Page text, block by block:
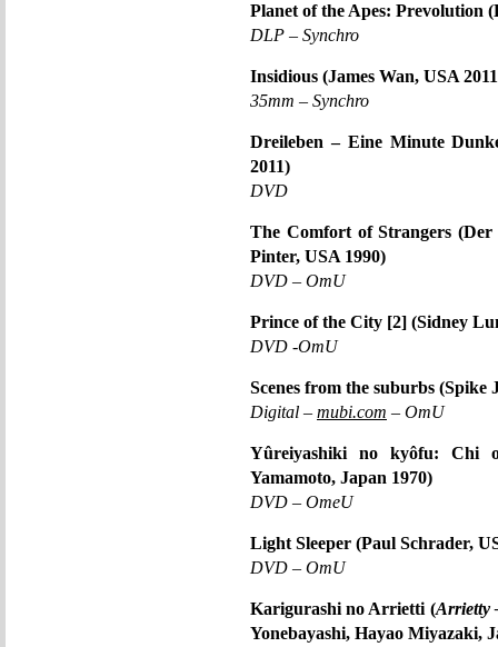
Planet of the Apes: Prevolution
DLP – Synchro
Insidious (James Wan, USA
35mm – Synchro
Dreileben – Eine Minute
2011)
DVD
The Comfort of Strangers
Pinter, USA 1990)
DVD – OmU
Prince of the City [2] (Sidney
DVD -OmU
Scenes from the suburbs (Spike
Digital – mubi.com – OmU
Yûreiyashiki no kyôfu: Chi
Yamamoto, Japan 1970)
DVD – OmeU
Light Sleeper (Paul Schrader,
DVD – OmU
Karigurashi no Arrietti (Arrietty
Yonebayashi, Hayao Miyazaki,